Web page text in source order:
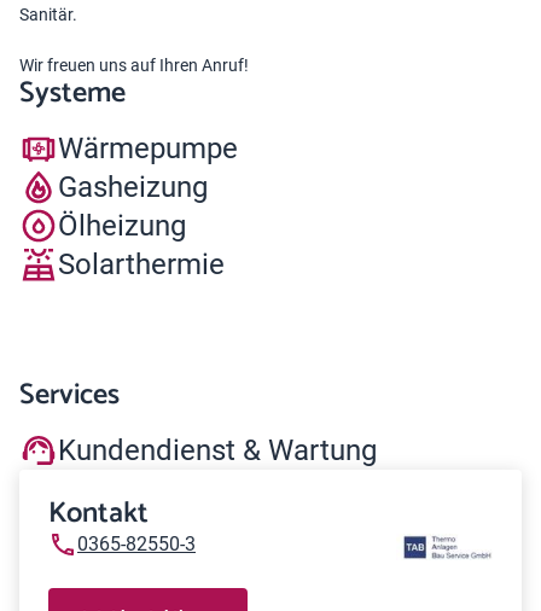
Sanitär.
Wir freuen uns auf Ihren Anruf!
Systeme
Wärmepumpe
Gasheizung
Ölheizung
Solarthermie
Services
Kundendienst & Wartung
Kontakt
0365-82550-3